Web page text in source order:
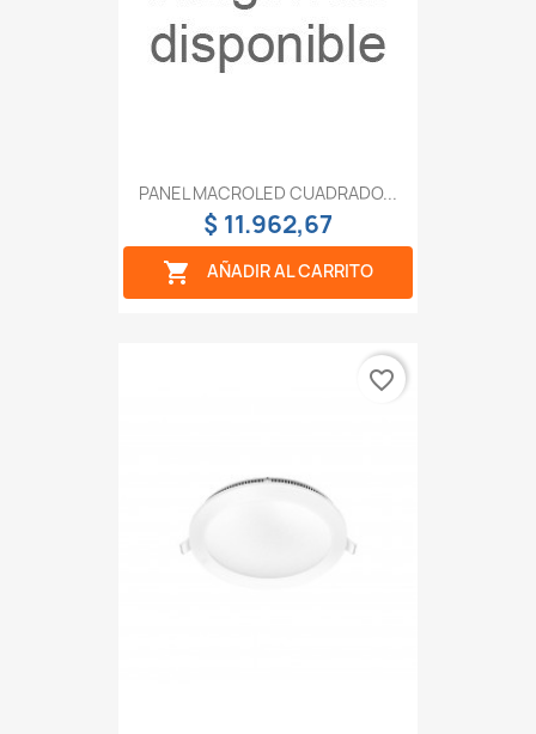
PANEL MACROLED CUADRADO...
$ 11.962,67
 AÑADIR AL CARRITO
favorite_border